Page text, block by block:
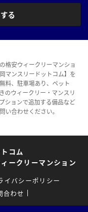
る
格安ウィークリーマンショ
マンスリードットコム】を
料、駐車場あり、ペット
のウィークリー・マンスリ
ションで追加する備品など
い合わせください。
コム
ークリーマンション
イバシーポリシー
合わせ